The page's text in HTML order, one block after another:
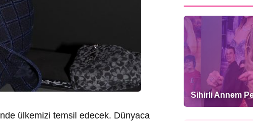
nde ülkemizi temsil edecek. Dünyaca
Sihirli Annem